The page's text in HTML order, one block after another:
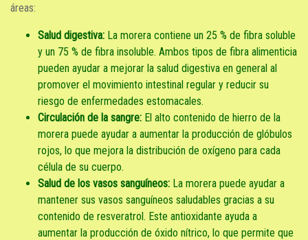
áreas:
Salud digestiva: La morera contiene un 25 % de fibra soluble
y un 75 % de fibra insoluble. Ambos tipos de fibra alimenticia
pueden ayudar a mejorar la salud digestiva en general al
promover el movimiento intestinal regular y reducir su
riesgo de enfermedades estomacales.
Circulación de la sangre: El alto contenido de hierro de la
morera puede ayudar a aumentar la producción de glóbulos
rojos, lo que mejora la distribución de oxígeno para cada
célula de su cuerpo.
Salud de los vasos sanguíneos: La morera puede ayudar a
mantener sus vasos sanguíneos saludables gracias a su
contenido de resveratrol. Este antioxidante ayuda a
aumentar la producción de óxido nítrico, lo que permite que